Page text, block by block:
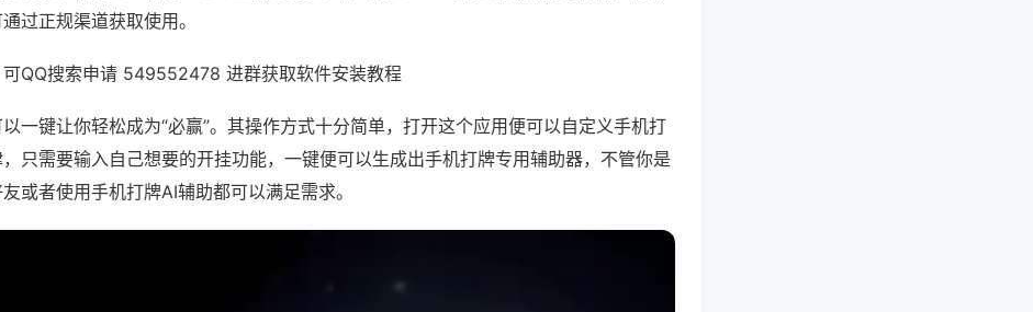
过正规渠道获取使用。
QQ搜索申请 549552478 进群获取软件安装教程
一键让你轻松成为“必赢”。其操作方式十分简单，打开这个应用便可以自定义手机打
只需要输入自己想要的开挂功能，一键便可以生成出手机打牌专用辅助器，不管你是
或者使用手机打牌AI辅助都可以满足需求。